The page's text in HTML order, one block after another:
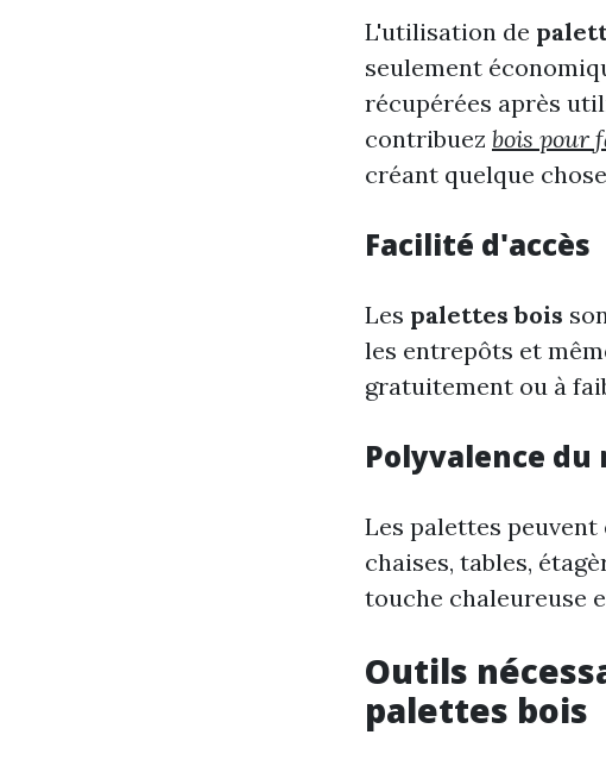
L'utilisation de
seulement
récupérées après
contribuez bois pour
créant quelque
Facilité d'accès
Les palettes bois
les entrepôts et
gratuitement ou à
Polyvalence
Les palettes
chaises, tables,
touche chaleureuse
Outils
palettes bois